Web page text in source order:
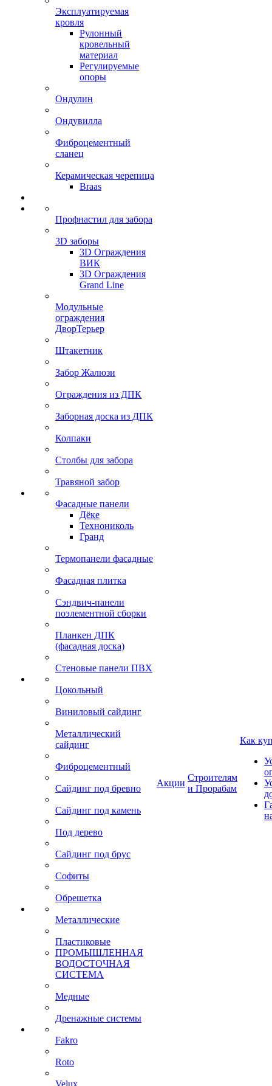
Эксплуатируемая
кровля
Рулонный
кровельный
материал
Регулируемые
опоры
Ондулин
Ондувилла
Фиброцементный
сланец
Керамическая черепица
Braas
Профнастил для забора
3D заборы
3D Ограждения
ВИК
3D Ограждения
Grand Line
Модульные
ограждения
ДворТерьер
Штакетник
Забор Жалюзи
Ограждения из ДПК
Заборная доска из ДПК
Колпаки
Столбы для забора
Травяной забор
Фасадные панели
Дёке
Технониколь
Гранд
Термопанели фасадные
Фасадная плитка
Сэндвич-панели
поэлементной сборки
Планкен ДПК
(фасадная доска)
Стеновые панели ПВХ
Цокольный
Виниловый сайдинг
Металлический
сайдинг
Фиброцементный
Сайдинг под бревно
Сайдинг под камень
Под дерево
Сайдинг под брус
Софиты
Обрешетка
Металлические
Пластиковые
ПРОМЫШЛЕННАЯ
ВОДОСТОЧНАЯ
СИСТЕМА
Медные
Дренажные системы
Fakro
Roto
Velux
Акции
Строителям
и Прорабам
Как